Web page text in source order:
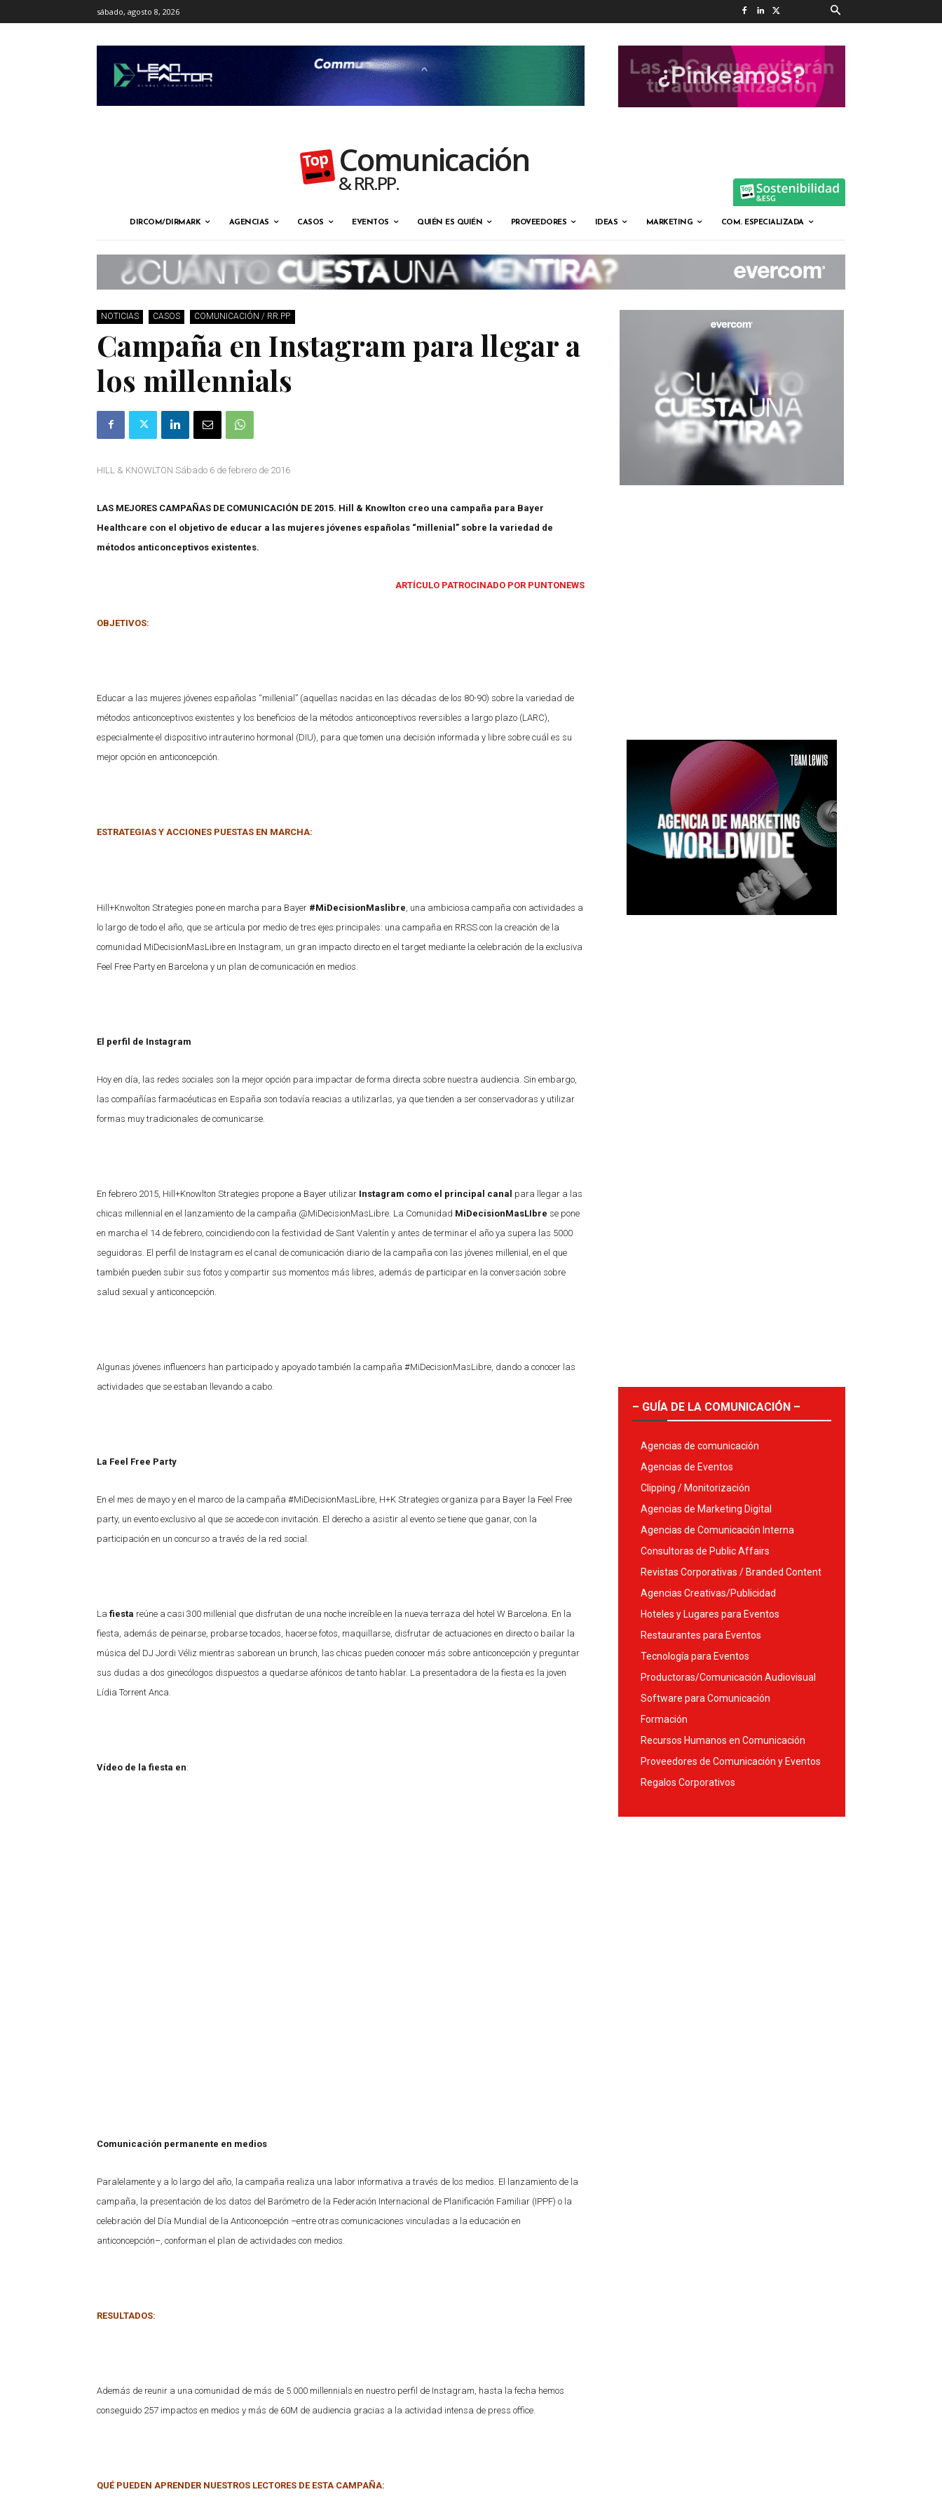
sábado, agosto 8, 2026
Comunicación
& RR.PP.
DIRCOM/DIRMARK AGENCIAS CASOS EVENTOS QUIÉN ES QUIÉN PROVEEDORES IDEAS MARKETING COM. ESPECIALIZADA
NOTICIAS CASOS COMUNICACIÓN / RR.PP.
Campaña en Instagram para llegar a
los millennials
HILL & KNOWLTON Sábado 6 de febrero de 2016
LAS MEJORES CAMPAÑAS DE COMUNICACIÓN DE 2015. Hill & Knowlton creo una campaña para Bayer
Healthcare con el objetivo de educar a las mujeres jóvenes españolas “millenial” sobre la variedad de
métodos anticonceptivos existentes.
ARTÍCULO PATROCINADO POR PUNTONEWS
OBJETIVOS:
Educar a las mujeres jóvenes españolas “millenial” (aquellas nacidas en las décadas de los 80-90) sobre la variedad de
métodos anticonceptivos existentes y los beneficios de la métodos anticonceptivos reversibles a largo plazo (LARC),
especialmente el dispositivo intrauterino hormonal (DIU), para que tomen una decisión informada y libre sobre cuál es su
mejor opción en anticoncepción.
ESTRATEGIAS Y ACCIONES PUESTAS EN MARCHA:
Hill+Knwolton Strategies pone en marcha para Bayer #MiDecisionMaslibre , una ambiciosa campaña con actividades a
lo largo de todo el año, que se articula por medio de tres ejes principales: una campaña en RRSS con la creación de la
comunidad MiDecisionMasLibre en Instagram, un gran impacto directo en el target mediante la celebración de la exclusiva
Feel Free Party en Barcelona y un plan de comunicación en medios.
El perfil de Instagram
Hoy en día, las redes sociales son la mejor opción para impactar de forma directa sobre nuestra audiencia. Sin embargo,
las compañías farmacéuticas en España son todavía reacias a utilizarlas, ya que tienden a ser conservadoras y utilizar
formas muy tradicionales de comunicarse.
En febrero 2015, Hill+Knowlton Strategies propone a Bayer utilizar Instagram como el principal canal para llegar a las
chicas millennial en el lanzamiento de la campaña @MiDecisionMasLibre. La Comunidad MiDecisionMasLIbre se pone
en marcha el 14 de febrero, coincidiendo con la festividad de Sant Valentín y antes de terminar el año ya supera las 5000
seguidoras. El perfil de Instagram es el canal de comunicación diario de la campaña con las jóvenes millenial, en el que
también pueden subir sus fotos y compartir sus momentos más libres, además de participar en la conversación sobre
salud sexual y anticoncepción.
Algunas jóvenes influencers han participado y apoyado también la campaña #MiDecisionMasLibre, dando a conocer las
actividades que se estaban llevando a cabo.
La Feel Free Party
En el mes de mayo y en el marco de la campaña #MiDecisionMasLibre, H+K Strategies organiza para Bayer la Feel Free
party, un evento exclusivo al que se accede con invitación. El derecho a asistir al evento se tiene que ganar, con la
participación en un concurso a través de la red social.
La fiesta reúne a casi 300 millenial que disfrutan de una noche increíble en la nueva terraza del hotel W Barcelona. En la
fiesta, además de peinarse, probarse tocados, hacerse fotos, maquillarse, disfrutar de actuaciones en directo o bailar la
música del DJ Jordi Véliz mientras saborean un brunch, las chicas pueden conocer más sobre anticoncepción y preguntar
sus dudas a dos ginecólogos dispuestos a quedarse afónicos de tanto hablar. La presentadora de la fiesta es la joven
Lídia Torrent Anca.
Vídeo de la fiesta en:
Comunicación permanente en medios
Paralelamente y a lo largo del año, la campaña realiza una labor informativa a través de los medios. El lanzamiento de la
campaña, la presentación de los datos del Barómetro de la Federación Internacional de Planificación Familiar (IPPF) o la
celebración del Día Mundial de la Anticoncepción –entre otras comunicaciones vinculadas a la educación en
anticoncepción–, conforman el plan de actividades con medios.
RESULTADOS:
Además de reunir a una comunidad de más de 5.000 millennials en nuestro perfil de Instagram, hasta la fecha hemos
conseguido 257 impactos en medios y más de 60M de audiencia gracias a la actividad intensa de press office.
QUÉ PUEDEN APRENDER NUESTROS LECTORES DE ESTA CAMPAÑA:
– GUÍA DE LA COMUNICACIÓN –
Agencias de comunicación
Agencias de Eventos
Clipping / Monitorización
Agencias de Marketing Digital
Agencias de Comunicación Interna
Consultoras de Public Affairs
Revistas Corporativas / Branded Content
Agencias Creativas/Publicidad
Hoteles y Lugares para Eventos
Restaurantes para Eventos
Tecnología para Eventos
Productoras/Comunicación Audiovisual
Software para Comunicación
Formación
Recursos Humanos en Comunicación
Proveedores de Comunicación y Eventos
Regalos Corporativos